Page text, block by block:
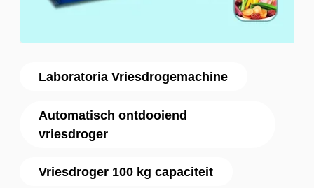
Laboratoria Vriesdrogemachine
Automatisch ontdooiend
vriesdroger
Vriesdroger 100 kg capaciteit